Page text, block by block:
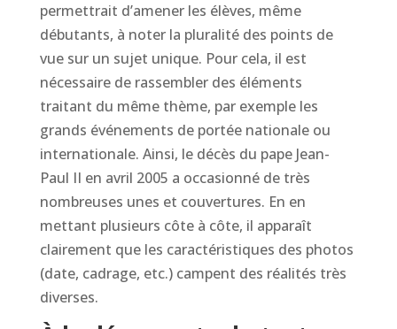
permettrait d’amener les élèves, même
débutants, à noter la pluralité des points de
vue sur un sujet unique. Pour cela, il est
nécessaire de rassembler des éléments
traitant du même thème, par exemple les
grands événements de portée nationale ou
internationale. Ainsi, le décès du pape Jean-
Paul II en avril 2005 a occasionné de très
nombreuses unes et couvertures. En en
mettant plusieurs côte à côte, il apparaît
clairement que les caractéristiques des photos
(date, cadrage, etc.) campent des réalités très
diverses.